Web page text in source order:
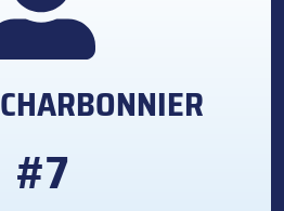
CHARBONNIER
#7